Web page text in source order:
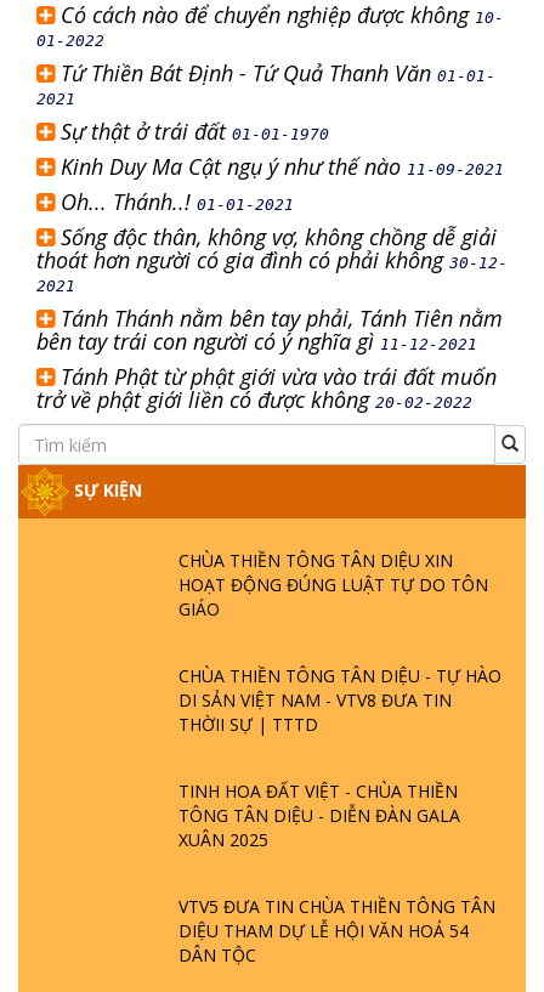
Có cách nào để chuyển nghiệp được không 10-
01-2022
Tứ Thiền Bát Định - Tứ Quả Thanh Văn 01-01-
2021
Sự thật ở trái đất 01-01-1970
Kinh Duy Ma Cật ngụ ý như thế nào 11-09-2021
Oh... Thánh..! 01-01-2021
Sống độc thân, không vợ, không chồng dễ giải
thoát hơn người có gia đình có phải không 30-12-
2021
Tánh Thánh nằm bên tay phải, Tánh Tiên nằm
bên tay trái con người có ý nghĩa gì 11-12-2021
Tánh Phật từ phật giới vừa vào trái đất muốn
trở về phật giới liền có được không 20-02-2022
SỰ KIỆN
CHÙA THIỀN TÔNG TÂN DIỆU XIN
HOẠT ĐỘNG ĐÚNG LUẬT TỰ DO TÔN
GIÁO
CHÙA THIỀN TÔNG TÂN DIỆU - TỰ HÀO
DI SẢN VIỆT NAM - VTV8 ĐƯA TIN
THỜII SỰ | TTTD
TINH HOA ĐẤT VIỆT - CHÙA THIỀN
TÔNG TÂN DIỆU - DIỄN ĐÀN GALA
XUÂN 2025
VTV5 ĐƯA TIN CHÙA THIỀN TÔNG TÂN
DIỆU THAM DỰ LỄ HỘI VĂN HOÁ 54
DÂN TỘC